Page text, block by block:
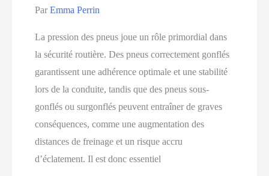
ParEmma Perrin
La pression des pneus joue un rôle primordial dans
la sécurité routière. Des pneus correctement gonflés
garantissent une adhérence optimale et une stabilité
lors de la conduite, tandis que des pneus sous-
gonflés ou surgonflés peuvent entraîner de graves
conséquences, comme une augmentation des
distances de freinage et un risque accru
d’éclatement. Il est donc essentiel